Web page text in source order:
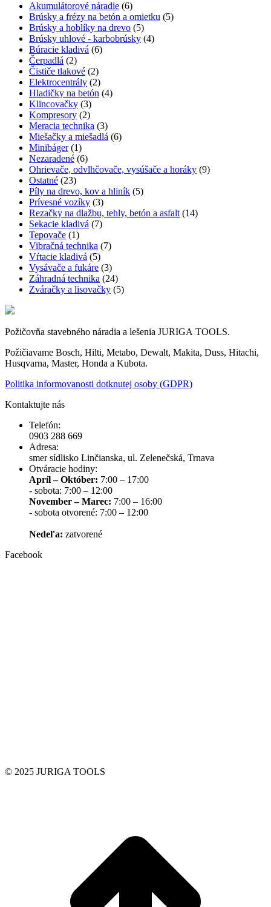
Akumulátorové náradie (6)
Brúsky a frézy na betón a omietku (5)
Brúsky a hoblíky na drevo (5)
Brúsky uhlové - karbobrúsky (4)
Búracie kladivá (6)
Čerpadlá (2)
Čističe tlakové (2)
Elektrocentrály (2)
Hladičky na betón (4)
Klincovačky (3)
Kompresory (2)
Meracia technika (3)
Miešačky a miešadlá (6)
Minibáger (1)
Nezaradené (6)
Ohrievače, odvlhčovače, vysúšače a horáky (9)
Ostatné (23)
Píly na drevo, kov a hliník (5)
Prívesné vozíky (3)
Rezačky na dlažbu, tehly, betón a asfalt (14)
Sekacie kladivá (7)
Tepovače (1)
Vibračná technika (7)
Vŕtacie kladivá (5)
Vysávače a fukáre (3)
Záhradná technika (24)
Zváračky a lisovačky (5)
Požičovňa stavebného náradia a lešenia JURIGA TOOLS.
Požičiavame Bosch, Hilti, Metabo, Dewalt, Makita, Duss, Hitachi,
Husqvarna, Master, Honda a Kubota.
Politika informovanosti dotknutej osoby (GDPR)
Kontaktujte nás
Telefón:
0903 288 669
Adresa:
smer sídlisko Linčianska, ul. Zelenečská, Trnava
Otváracie hodiny:
Apríl – Október: 7:00 – 17:00
- sobota: 7:00 – 12:00
November – Marec: 7:00 – 16:00
- sobota otvorené: 7:00 – 12:00
Nedeľa: zatvorené
Facebook
© 2025 JURIGA TOOLS